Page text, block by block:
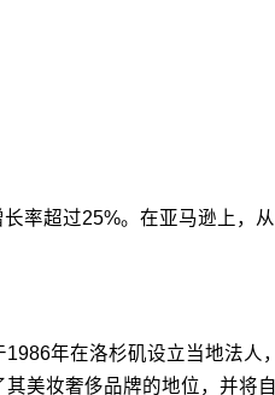
率超过25%。在亚马逊上，
年在洛杉矶设立当地法人
美妆奢侈品牌的地位，并将